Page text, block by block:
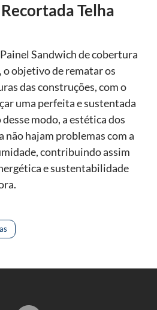
Telha
Sandwich de cobertura
o objetivo de rematar os
das construções, com o
uma perfeita e sustentada
modo, a estética dos
não hajam problemas com a
contribuindo assim
e sustentabilidade